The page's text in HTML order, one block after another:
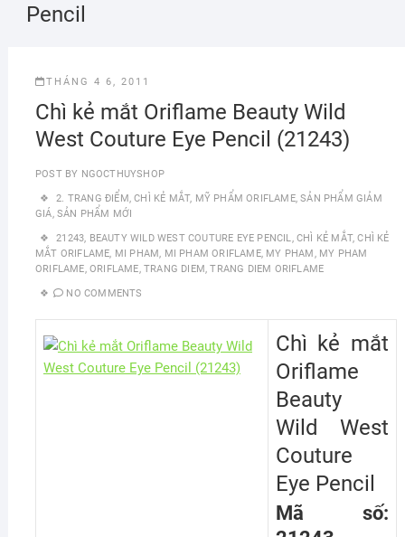
Pencil
THÁNG 4 6, 2011
Chì kẻ mắt Oriflame Beauty Wild
West Couture Eye Pencil (21243)
POST BY NGOCTHUYSHOP
2. TRANG ĐIỂM,CHÌ KẺ MẮT, MỸ PHẨM ORIFLAME,SẢN PHẨM GIẢM
GIÁ, SẢN PHẨM MỚI
21243, BEAUTY WILD WEST COUTURE EYE PENCIL, CHÌ KẺ MẮT,CHÌ KẺ
MẮT ORIFLAME, MI PHAM, MI PHAM ORIFLAME, MY PHAM, MY PHAM
ORIFLAME, ORIFLAME, TRANG DIEM,TRANG DIEM ORIFLAME
NO COMMENTS
Chì kẻ mắt
Oriflame
Beauty
Wild West
Couture
Eye Pencil
Mã số: